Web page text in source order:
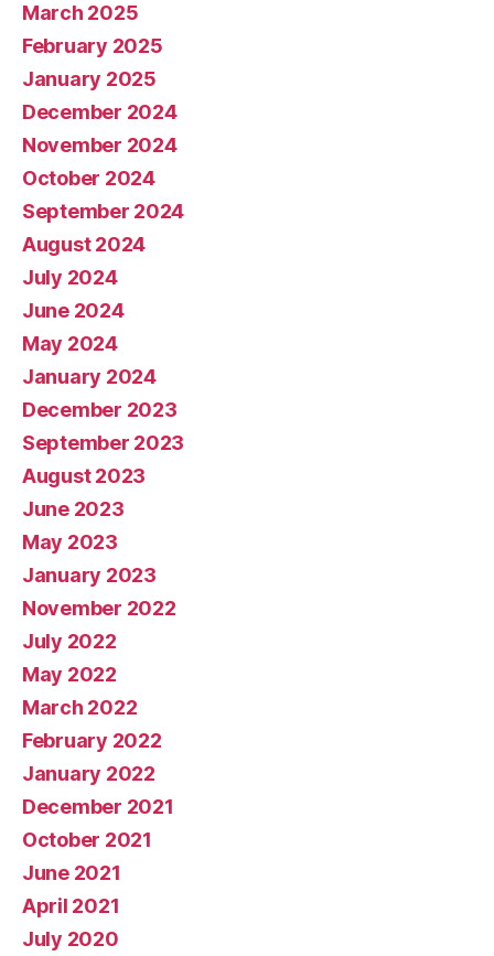
March 2025
February 2025
January 2025
December 2024
November 2024
October 2024
September 2024
August 2024
July 2024
June 2024
May 2024
January 2024
December 2023
September 2023
August 2023
June 2023
May 2023
January 2023
November 2022
July 2022
May 2022
March 2022
February 2022
January 2022
December 2021
October 2021
June 2021
April 2021
July 2020